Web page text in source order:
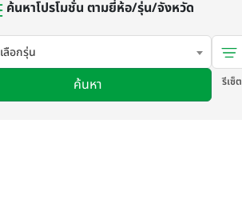
ค้นหาโปรโมชั่น ตามยี่ห้อ/รุ่น/จังหวัด
เลือกรุ่น
ค้นหา รีเซ็ต